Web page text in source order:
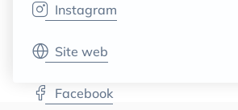
Instagram
Site web
Facebook